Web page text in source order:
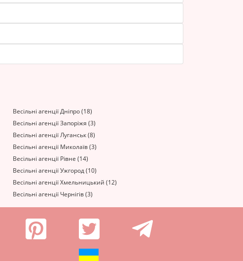
Весільні агенції Дніпро (18)
Весільні агенції Запоріжя (3)
Весільні агенції Луганськ (8)
Весільні агенції Миколаїв (3)
Весільні агенції Рівне (14)
Весільні агенції Ужгород (10)
Весільні агенції Хмельницький (12)
Весільні агенції Чернігів (3)